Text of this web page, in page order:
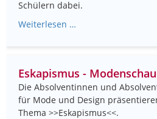
Schülern dabei.
Weiterlesen …
Eskapismus -
Die Absolventinnen und
für Mode und Design
Thema >>Eskapismus<<.